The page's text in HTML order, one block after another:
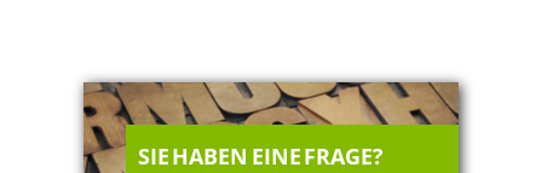
SIE HABEN EINE FRAGE?